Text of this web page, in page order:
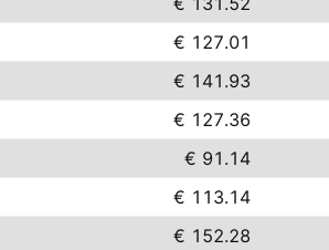
€ 127.01
€ 141.93
€ 127.36
€ 91.14
€ 113.14
€ 152.28